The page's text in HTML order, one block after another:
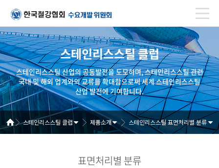
스테인리스스틸 클럽
스테인리스스틸 산업의 공동발전을 도모하며, 스테인리스스틸 관련
국내 및 해외 업계와의 교류를 확대함으로써 세계 스테인리스스틸
산업 발전에 기여합니다.
스테인리스스틸 클럽 제품소개 스테인리스스틸 표면처리별 분류
표면처리별 분류